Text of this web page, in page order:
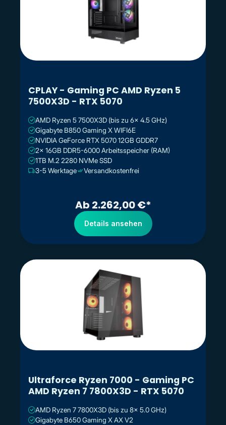
CPLAY - Gaming PC AMD Ryzen 5
7500X3D - RTX 5070
AMD Ryzen 5 7500X3D (bis zu 6x 4.5 GHz)
Gigabyte B850 Gaming X WIFI6E
NVIDIA GeForce RTX 5070 12GB GDDR7
2x 16GB DDR5-6000 Arbeitsspeicher (RAM)
1TB M.2 2280 NVMe SSD
3-5 Werktage
Versandkostenfrei
Ab 2.262,00 €*
Details ansehen
Ultraforce Ryzen 7000 - Gaming PC
AMD Ryzen 7 7800X3D - RTX 5070
AMD Ryzen 7 7800X3D (bis zu 8x 5.0 GHz)
Gigabyte B650 Gaming X AX V2